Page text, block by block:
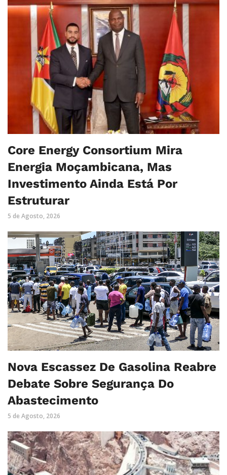
Core Energy Consortium Mira
Energia Moçambicana, Mas
Investimento Ainda Está Por
Estruturar
5 de Agosto, 2026
Nova Escassez De Gasolina Reabre
Debate Sobre Segurança Do
Abastecimento
5 de Agosto, 2026